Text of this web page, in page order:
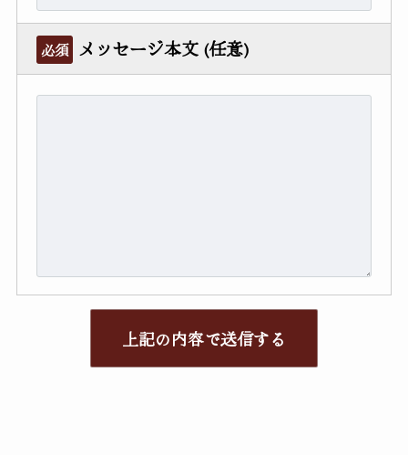
必須 メッセージ本文 (任意)